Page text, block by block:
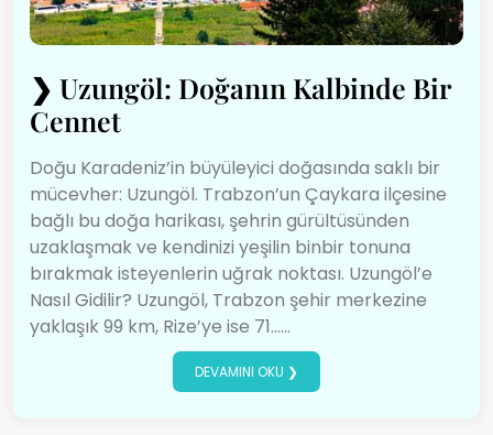
❯ Uzungöl: Doğanın Kalbinde Bir
Cennet
Doğu Karadeniz’in büyüleyici doğasında saklı bir
mücevher: Uzungöl. Trabzon’un Çaykara ilçesine
bağlı bu doğa harikası, şehrin gürültüsünden
uzaklaşmak ve kendinizi yeşilin binbir tonuna
bırakmak isteyenlerin uğrak noktası. Uzungöl’e
Nasıl Gidilir? Uzungöl, Trabzon şehir merkezine
yaklaşık 99 km, Rize’ye ise 71…...
DEVAMINI OKU ❯